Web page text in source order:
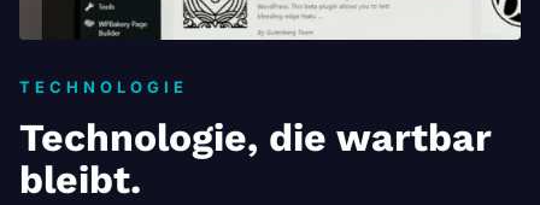
TECHNOLOGIE
Technologie, die wartbar
bleibt.